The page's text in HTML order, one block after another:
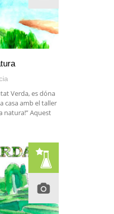
Verda, es dóna
casa amb el taller
natura!” Aquest